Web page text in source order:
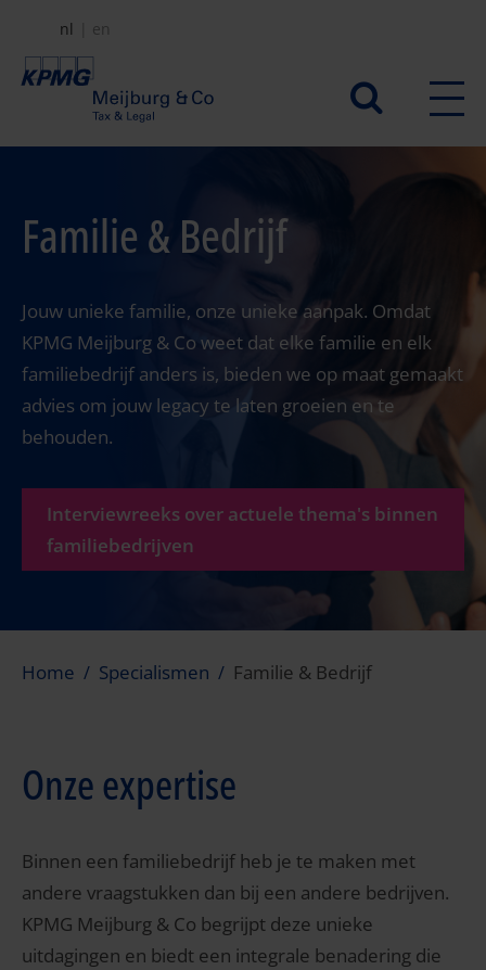
naar
Secundair
menu
nl en
Familie & Bedrijf
Jouw unieke familie, onze unieke aanpak. Omdat
KPMG Meijburg & Co weet dat elke familie en elk
familiebedrijf anders is, bieden we op maat gemaakt
advies om jouw legacy te laten groeien en te
behouden.
Interviewreeks over actuele thema's binnen
familiebedrijven
Home Specialismen Familie & Bedrijf
Onze expertise
Binnen een familiebedrijf heb je te maken met
andere vraagstukken dan bij een andere bedrijven.
KPMG Meijburg & Co begrijpt deze unieke
uitdagingen en biedt een integrale benadering die